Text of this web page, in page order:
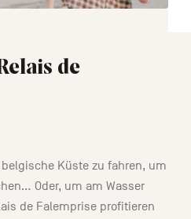
de
Küste zu fahren, um
Oder, um am Wasser
de Falemprise profitieren